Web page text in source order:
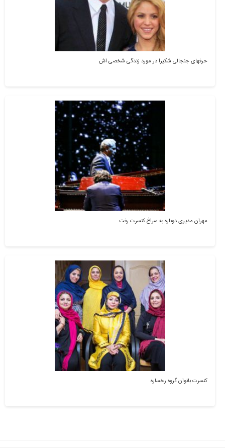
حرفهای جنجالی شکیرا در مورد زندگی شخصی اش
مهران مدیری دوباره به سراغ کنسرت رفت
کنسرت بانوان گروه رخساره